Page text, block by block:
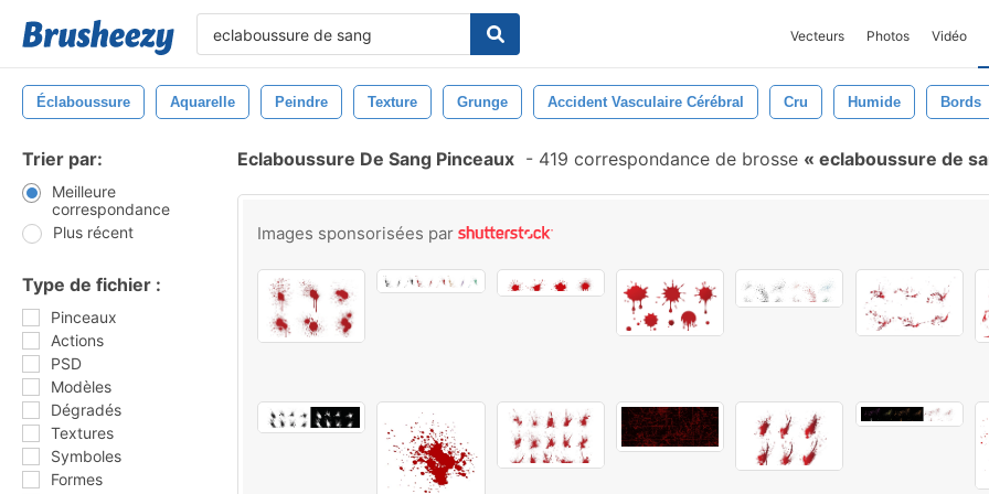
Vecteurs Photos Vidéo
Éclaboussure Aquarelle Peindre Texture Grunge Accident Vasculaire Cérébral Cru Humide Bords
Trier par:
Meilleure
correspondance
Plus récent
Type de fichier :
Pinceaux
Actions
PSD
Modèles
Dégradés
Textures
Symboles
Formes
Eclaboussure De Sang Pinceaux - 419 correspondance de brosse eclaboussure de
Images sponsorisées par